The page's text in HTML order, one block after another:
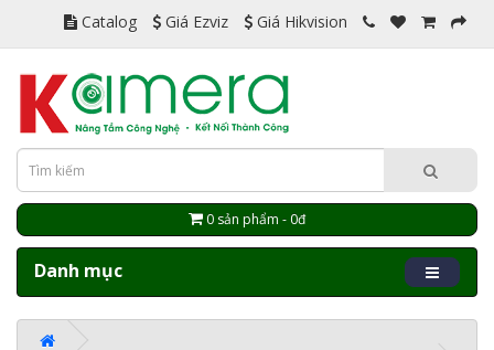
Catalog Giá Ezviz Giá Hikvision
0 sản phẩm - 0đ
Danh mục